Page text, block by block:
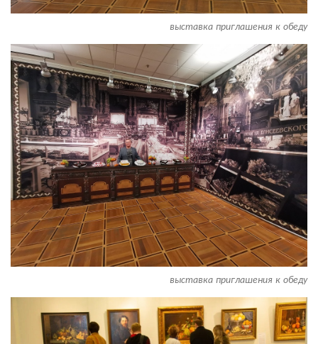
выставка приглашения к обеду
выставка приглашения к обеду